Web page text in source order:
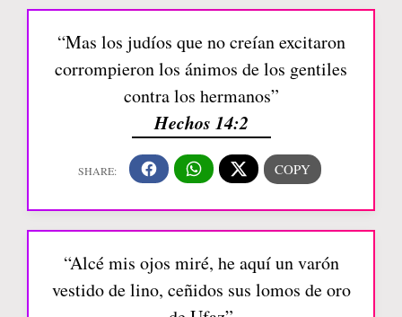
“Mas los judíos que no creían excitaron
corrompieron los ánimos de los gentiles
contra los hermanos”
Hechos 14:2
“Alcé mis ojos miré, he aquí un varón
vestido de lino, ceñidos sus lomos de oro